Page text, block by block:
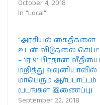
October 4, 2018
In "Local"
“அரசியல் கைதிகளை
உடன் விடுதலை செய்!”
– ‘ஏ 9’ பிரதான வீதியை
மறித்து வவுனியாவில்
மாபெரும் ஆர்ப்பாட்டம்
(படங்கள் இணைப்பு)
September 22, 2018